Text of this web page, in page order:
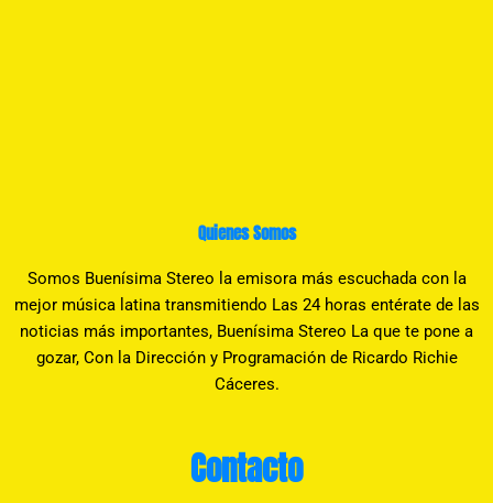
Quienes Somos
Somos Buenísima Stereo la emisora más escuchada con la
mejor música latina transmitiendo Las 24 horas entérate de las
noticias más importantes, Buenísima Stereo La que te pone a
gozar, Con la Dirección y Programación de Ricardo Richie
Cáceres.
Contacto